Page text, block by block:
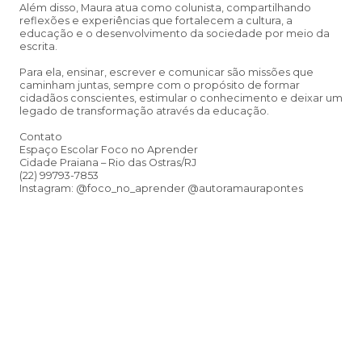
Além disso, Maura atua como colunista, compartilhando
reflexões e experiências que fortalecem a cultura, a
educação e o desenvolvimento da sociedade por meio da
escrita.
Para ela, ensinar, escrever e comunicar são missões que
caminham juntas, sempre com o propósito de formar
cidadãos conscientes, estimular o conhecimento e deixar um
legado de transformação através da educação.
Contato
Espaço Escolar Foco no Aprender
Cidade Praiana – Rio das Ostras/RJ
(22) 99793-7853
Instagram: @foco_no_aprender @autoramaurapontes